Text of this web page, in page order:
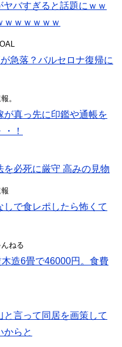
ヤバすぎると話題にｗｗ
ｗｗｗｗｗｗ
急落？バルセロナ復帰に
。
真っ先に印鑑や通帳を
！
を必死に厳守 高みの見物
で食レポしたら怖くて
ねる
造6畳で46000円。食費
と言って同居を画策して
からと